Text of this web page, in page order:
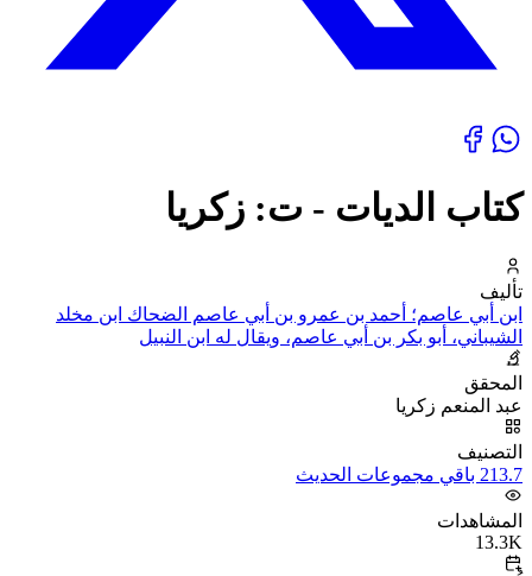
كتاب الديات - ت: زكريا
تأليف
ابن أبي عاصم؛ أحمد بن عمرو بن أبي عاصم الضحاك ابن مخلد
الشيباني، أبو بكر بن أبي عاصم، ويقال له ابن النبيل
المحقق
عبد المنعم زكريا
التصنيف
213.7 باقي مجموعات الحديث
المشاهدات
13.3K